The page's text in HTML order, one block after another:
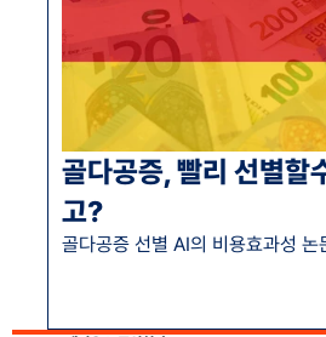
골다공증, 빨리 선별할
고?
골다공증 선별 AI의 비용효과성 논